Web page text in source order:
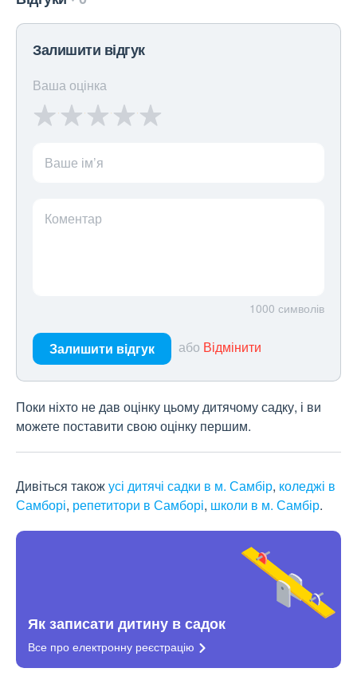
Залишити відгук
Ваша оцінка
Ваше ім’я
Коментар
1000 символів
Залишити відгук або Відмінити
Поки ніхто не дав оцінку цьому дитячому садку, і ви
можете поставити свою оцінку першим.
Дивіться такожусі дитячі садки в м. Самбір, коледжі в
Самборі, репетитори в Самборі, школи в м. Самбір.
Як записати дитину в садок
Все про електронну реєстрацію